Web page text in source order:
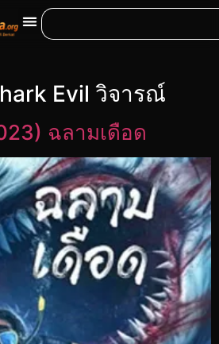
Evil วิจารณ์
ฉลามเดือด